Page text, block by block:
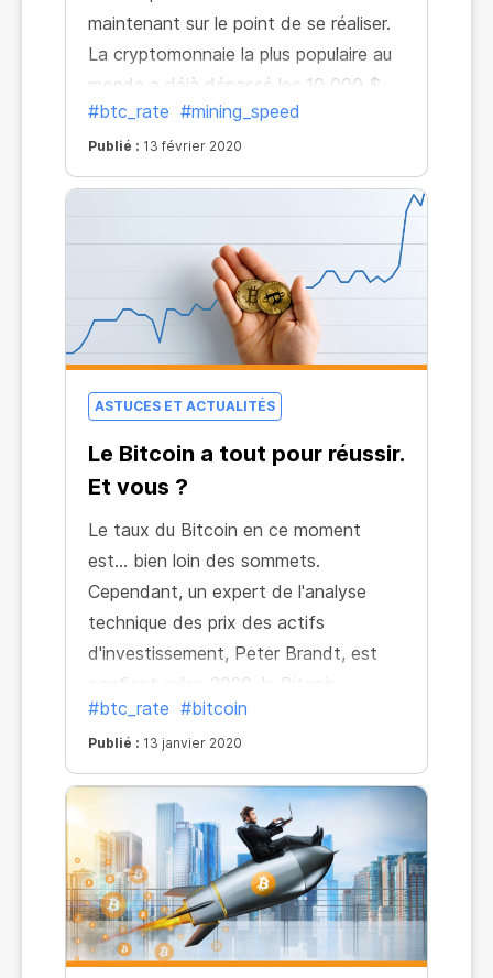
maintenant sur le point de se réaliser.
La cryptomonnaie la plus populaire au
monde a déjà dépassé les 10 000 $.
Et tout laisse à penser que ce n'est là
que le début !
#btc_rate #mining_speed
Publié : 13 février 2020
ASTUCES ET ACTUALITÉS
Le Bitcoin a tout pour réussir.
Et vous ?
Le taux du Bitcoin en ce moment
est… bien loin des sommets.
Cependant, un expert de l'analyse
technique des prix des actifs
d'investissement, Peter Brandt, est
confiant qu'en 2020, le Bitcoin
atteindra la barre symbolique des 50
000 dollars. Selon lui, le taux
augmentera après février de cette
année. John McAfee, le fondateur de
McAfee, LLC, se montre encore plus
optimiste : l'expert estime que d'ici fin
2020, le taux de change du Bitcoin
atteindra la barre du million de dollars.
#btc_rate #bitcoin
Publié : 13 janvier 2020